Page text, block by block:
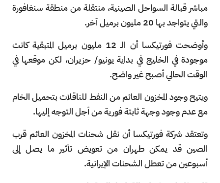
مباشر قبالة السواحل الصينية، منتقلة من منطقة سنغافورة
والتي يتواجد بها 20 مليون برميل آخر.
وأوضحت فورتيكسا أن الـ 12 مليون برميل المتبقية كانت
موجودة في الخليج في بداية يونيو/ حزيران، لكن موقعها في
الوقت الحالي أصبح غير واضح.
ويتيح وجود المخزون العائم من النفط للناقلات بتحميل الخام
مع عدم وجود وجهة ثابتة فورية من أجل التوجه إليها.
وتعتقد شركة فورتيكسا أن نقل شحنات المخزون العائم قرب
الصين قد يمكن طهران من تعويض تأثير ما يصل إلى
أسبوعين من تعطل الشحنات الإيرانية.